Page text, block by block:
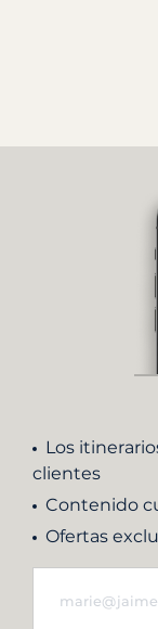
Los
clientes
Contenido
Ofertas